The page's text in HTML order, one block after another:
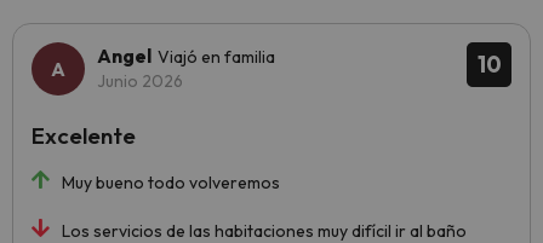
10
Angel Viajó en familia
Junio 2026
Muy bueno todo volveremos
Los servicios de las habitaciones muy difícil ir al baño
Excelente